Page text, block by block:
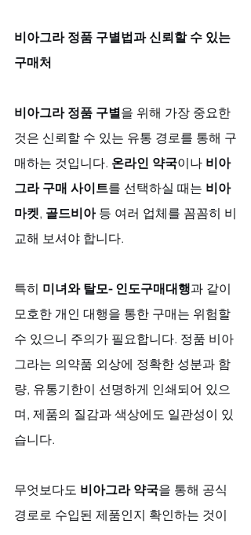
비아그라 정품 구별법과 신뢰할 수 있는
구매처
비아그라 정품 구별을 위해 가장 중요한
것은 신뢰할 수 있는 유통 경로를 통해 구
매하는 것입니다. 온라인 약국이나 비아
그라 구매 사이트를 선택하실 때는 비아
마켓, 골드비아 등 여러 업체를 꼼꼼히 비
교해 보셔야 합니다.
특히 미녀와 탈모- 인도구매대행과 같이
모호한 개인 대행을 통한 구매는 위험할
수 있으니 주의가 필요합니다. 정품 비아
그라는 의약품 외상에 정확한 성분과 함
량, 유통기한이 선명하게 인쇄되어 있으
며, 제품의 질감과 색상에도 일관성이 있
습니다.
무엇보다도 비아그라 약국을 통해 공식
경로로 수입된 제품인지 확인하는 것이